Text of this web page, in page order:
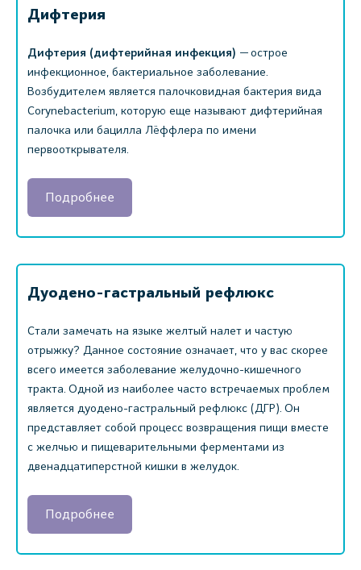
Дифтерия
Дифтерия (дифтерийная инфекция) — острое
инфекционное, бактериальное заболевание.
Возбудителем является палочковидная бактерия вида
Corynebacterium, которую еще называют дифтерийная
палочка или бацилла Лёффлера по имени
первооткрывателя.
Подробнее
Дуодено-гастральный рефлюкс
Стали замечать на языке желтый налет и частую
отрыжку? Данное состояние означает, что у вас скорее
всего имеется заболевание желудочно-кишечного
тракта. Одной из наиболее часто встречаемых проблем
является дуодено-гастральный рефлюкс (ДГР). Он
представляет собой процесс возвращения пищи вместе
с желчью и пищеварительными ферментами из
двенадцатиперстной кишки в желудок.
Подробнее